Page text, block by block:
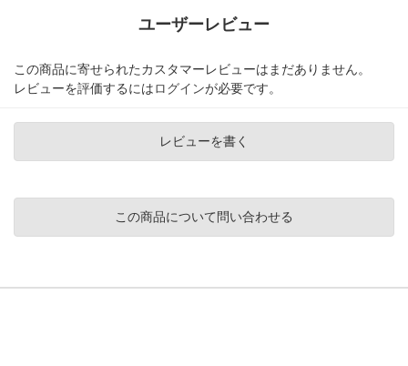
ユーザーレビュー
この商品に寄せられたカスタマーレビューはまだありません。
レビューを評価するにはログインが必要です。
レビューを書く
この商品について問い合わせる